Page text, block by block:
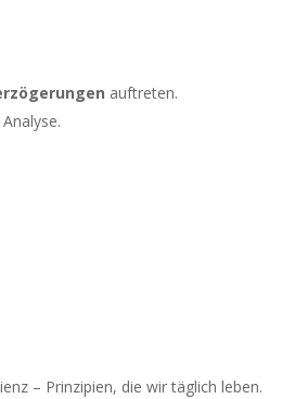
auftreten.
– Prinzipien, die wir täglich leben.